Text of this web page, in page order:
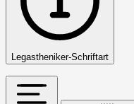
Legastheniker-Schriftart